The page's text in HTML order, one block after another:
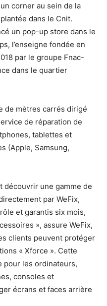
corner au sein de la
dans le Cnit.
un pop-up store dans le
l’enseigne fondée en
par le groupe Fnac-
dans le quartier
de mètres carrés dirigé
de réparation de
tablettes et
(Apple, Samsung,
découvrir une gamme de
par WeFix,
et garantis six mois,
», assure WeFix,
clients peuvent protéger
« Xforce ». Cette
pour les ordinateurs,
consoles et
écrans et faces arrière